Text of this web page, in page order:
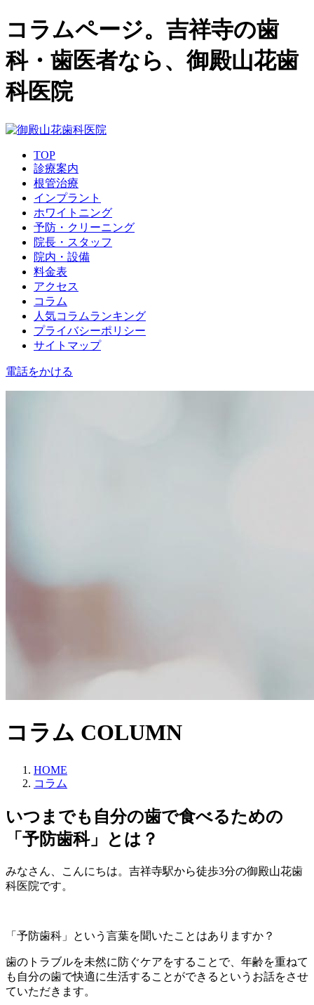
コラムページ。吉祥寺の歯
科・歯医者なら、御殿山花歯
科医院
TOP
診療案内
根管治療
インプラント
ホワイトニング
予防・クリーニング
院長・スタッフ
院内・設備
料金表
アクセス
コラム
人気コラムランキング
プライバシーポリシー
サイトマップ
電話をかける
コラム COLUMN
HOME
コラム
いつまでも自分の歯で食べるための
「予防歯科」とは？
みなさん、こんにちは。吉祥寺駅から徒歩3分の御殿山花歯
科医院です。
「予防歯科」という言葉を聞いたことはありますか？
歯のトラブルを未然に防ぐケアをすることで、年齢を重ねて
も自分の歯で快適に生活することができるというお話をさせ
ていただきます。